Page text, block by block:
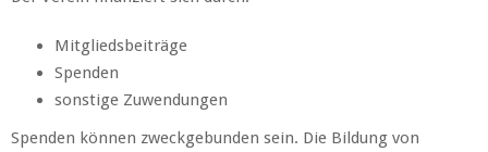
Mitgliedsbeiträge
Spenden
sonstige Zuwendungen
Spenden können zweckgebunden sein. Die Bildung von